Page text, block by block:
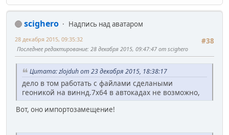
scighero
Надпись над аватаром
#38
28 декабря 2015, 09:35:32
Последнее редактирование: 28 декабря 2015, 09:47:47 от scighero
Цитата: zlojduh от 23 декабря 2015, 18:38:17
дело в том работать с файлами сделаными
геоникой на виннд.7х64 в автокадах не возможно,
Вот, оно импортозамещение!